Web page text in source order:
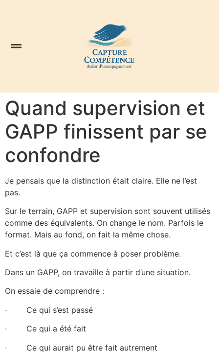
Quand supervision et
GAPP finissent par se
confondre
Je pensais que la distinction était claire. Elle ne l’est
pas.
Sur le terrain, GAPP et supervision sont souvent utilisés
comme des équivalents. On change le nom. Parfois le
format. Mais au fond, on fait la même chose.
Et c’est là que ça commence à poser problème.
Dans un GAPP, on travaille à partir d’une situation.
On essaie de comprendre :
· Ce qui s’est passé
· Ce qui a été fait
· Ce qui aurait pu être fait autrement